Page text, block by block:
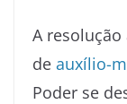
A
de auxílio-
Poder se